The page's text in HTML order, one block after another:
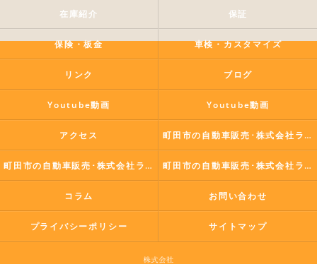
在庫紹介 保証
保険・板金 車検・カスタマイズ
リンク ブログ
Youtube動画 Youtube動画
アクセス 町田市の自動車販売･株式会社ラポールコーポレーションの口コミ情報
町田市の自動車販売･株式会社ラポールコーポレーションの評判 町田市の自動車販売･株式会社ラポールコーポレーションのお客様の声
コラム お問い合わせ
プライバシーポリシー サイトマップ